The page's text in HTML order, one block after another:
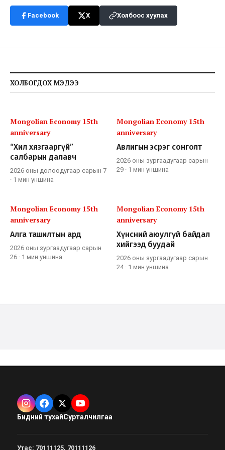
Facebook X Холбоос хуулах
ХОЛБОГДОХ МЭДЭЭ
Mongolian Economy 15th
anniversary
“Хил хязгааргүй”
салбарын далавч
2026 оны долоодугаар сарын 7
· 1 мин уншина
Mongolian Economy 15th
anniversary
Авлигын эсрэг сонголт
2026 оны зургаадугаар сарын
29 · 1 мин уншина
Mongolian Economy 15th
anniversary
Алга ташилтын ард
2026 оны зургаадугаар сарын
26 · 1 мин уншина
Mongolian Economy 15th
anniversary
Хүнсний аюулгүй байдал
хийгээд буудай
2026 оны зургаадугаар сарын
24· 1 мин уншина
Бидний тухайСурталчилгаа
Утас: 70111125, 70111126